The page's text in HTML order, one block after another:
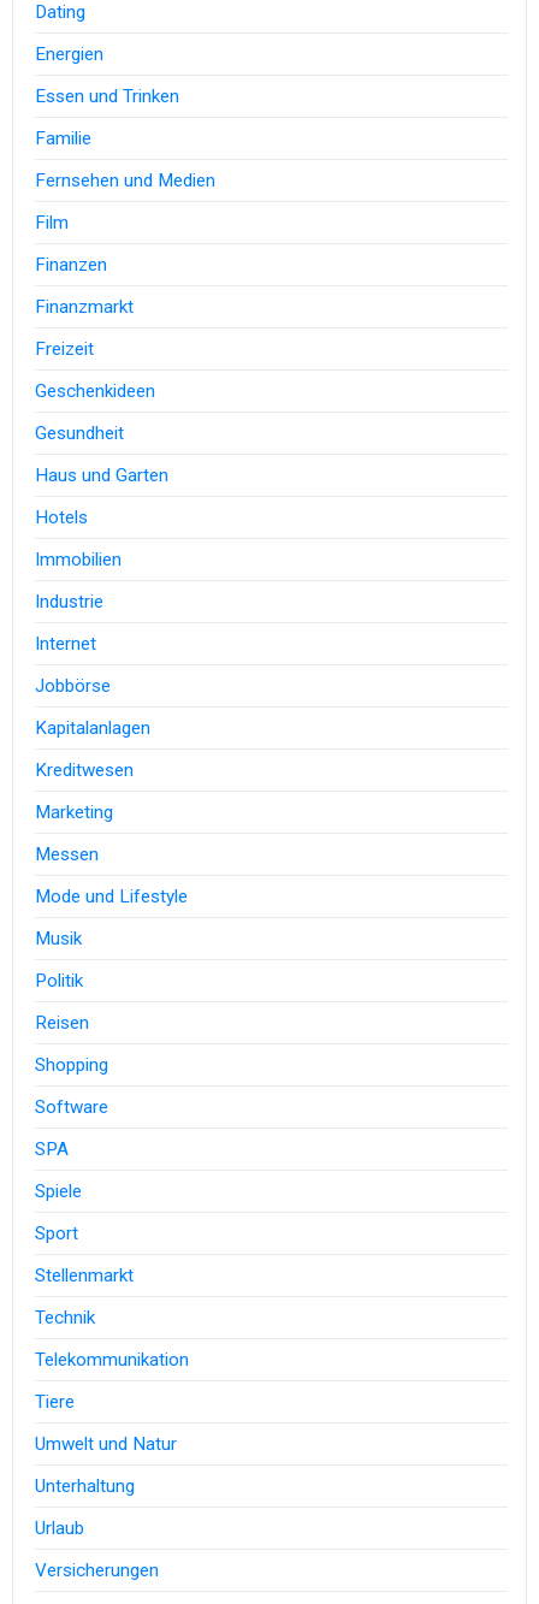
Dating
Energien
Essen und Trinken
Familie
Fernsehen und Medien
Film
Finanzen
Finanzmarkt
Freizeit
Geschenkideen
Gesundheit
Haus und Garten
Hotels
Immobilien
Industrie
Internet
Jobbörse
Kapitalanlagen
Kreditwesen
Marketing
Messen
Mode und Lifestyle
Musik
Politik
Reisen
Shopping
Software
SPA
Spiele
Sport
Stellenmarkt
Technik
Telekommunikation
Tiere
Umwelt und Natur
Unterhaltung
Urlaub
Versicherungen